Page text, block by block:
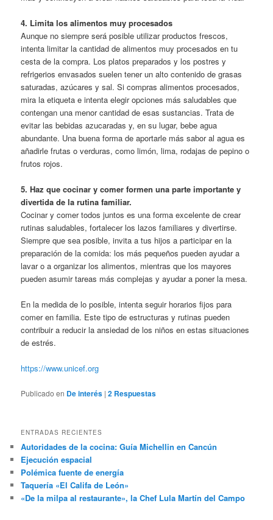
4. Limita los alimentos muy procesados
Aunque no siempre será posible utilizar productos frescos,
intenta limitar la cantidad de alimentos muy procesados en tu
cesta de la compra. Los platos preparados y los postres y
refrigerios envasados suelen tener un alto contenido de grasas
saturadas, azúcares y sal. Si compras alimentos procesados,
mira la etiqueta e intenta elegir opciones más saludables que
contengan una menor cantidad de esas sustancias. Trata de
evitar las bebidas azucaradas y, en su lugar, bebe agua
abundante. Una buena forma de aportarle más sabor al agua es
añadirle frutas o verduras, como limón, lima, rodajas de pepino o
frutos rojos.
5. Haz que cocinar y comer formen una parte importante y
divertida de la rutina familiar.
Cocinar y comer todos juntos es una forma excelente de crear
rutinas saludables, fortalecer los lazos familiares y divertirse.
Siempre que sea posible, invita a tus hijos a participar en la
preparación de la comida: los más pequeños pueden ayudar a
lavar o a organizar los alimentos, mientras que los mayores
pueden asumir tareas más complejas y ayudar a poner la mesa.
En la medida de lo posible, intenta seguir horarios fijos para
comer en familia. Este tipo de estructuras y rutinas pueden
contribuir a reducir la ansiedad de los niños en estas situaciones
de estrés.
https://www.unicef.org
Publicado en De interés |2 Respuestas
ENTRADAS RECIENTES
Autoridades de la cocina: Guía Michellin en Cancún
Ejecución espacial
Polémica fuente de energía
Taquería «El Califa de León»
«De la milpa al restaurante», la Chef Lula Martín del Campo